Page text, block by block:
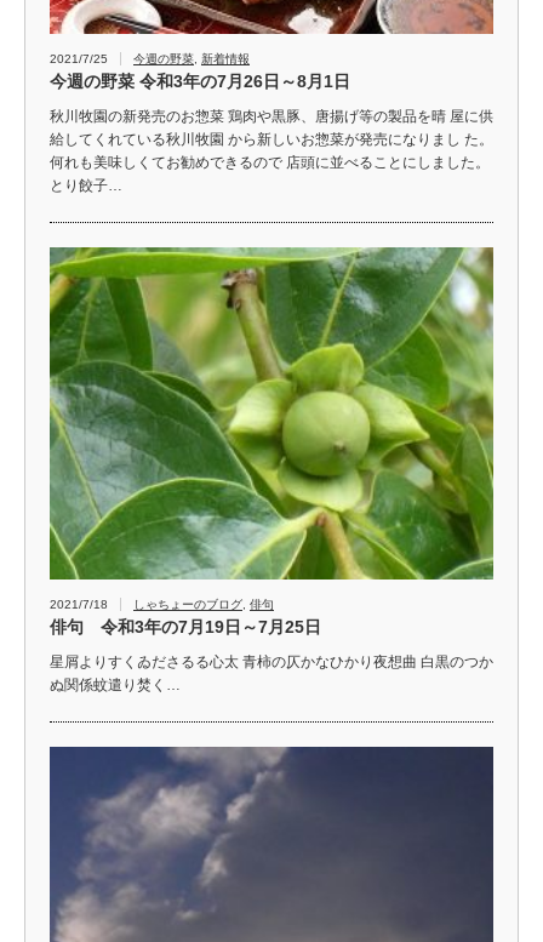
2021/7/25 今週の野菜 新着情報
今週の野菜 令和3年の7月26日～8月1日
秋川牧園の新発売のお惣菜 鶏肉や黒豚、唐揚げ等の製品を晴 屋に供
給してくれている秋川牧園 から新しいお惣菜が発売になりまし た。
何れも美味しくてお勧めできるので 店頭に並べることにしました。
とり餃子…
2021/7/18 しゃちょーのブログ 俳句
俳句 令和3年の7月19日～7月25日
星屑よりすくゐださるる心太 青柿の仄かなひかり夜想曲 白黒のつか
ぬ関係蚊遣り焚く…